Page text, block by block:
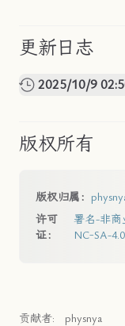
更新日志
2025/10/9
版权所有
版权归属：
许可
证：
署名-非商
NC-SA-
贡献者: physnya